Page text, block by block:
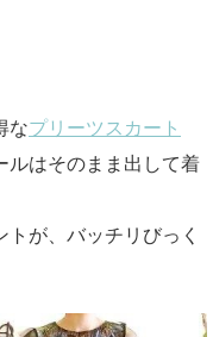
なプリーツスカート
ルはそのまま出して着
が、バッチリびっく